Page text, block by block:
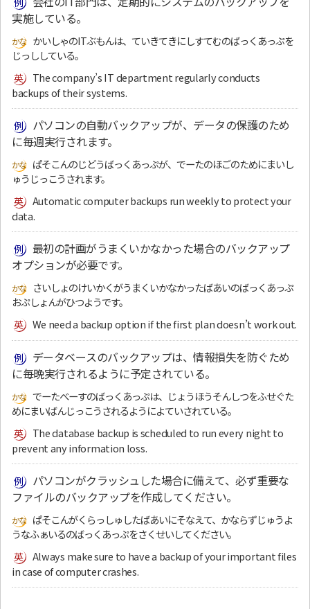
実施している。
かいしゃのITぶもんは、ていきてきにしすてむのばっくあっぷを
じっししている。
The company’s IT department regularly conducts
backups of their systems.
パソコンの自動バックアップが、データの保護のため
に毎週実行されます。
ぱそこんのじどうばっくあっぷが、でーたのほごのためにまいし
ゅうじっこうされます。
Automatic computer backups run weekly to protect your
data.
最初の計画がうまくいかなかった場合のバックアップ
オプションが必要です。
さいしょのけいかくがうまくいかなかったばあいのばっくあっぷ
おぷしょんがひつようです。
We need a backup option if the first plan doesn’t work out.
データベースのバックアップは、情報損失を防ぐため
に毎晩実行されるように予定されている。
でーたべーすのばっくあっぷは、じょうほうそんしつをふせぐた
めにまいばんじっこうされるようによていされている。
The database backup is scheduled to run every night to
prevent any information loss.
パソコンがクラッシュした場合に備えて、必ず重要な
ファイルのバックアップを作成してください。
ぱそこんがくらっしゅしたばあいにそなえて、かならずじゅうよ
うなふぁいるのばっくあっぷをさくせいしてください。
Always make sure to have a backup of your important files
in case of computer crashes.